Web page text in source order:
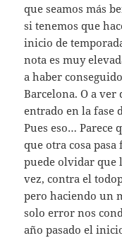
que seamos más
si tenemos que
inicio de
nota es muy
a haber
Barcelona. O a
entrado en la fase
Pues eso… Parece
que otra cosa
puede olvidar que
vez, contra el
pero haciendo un
solo error nos
año pasado el